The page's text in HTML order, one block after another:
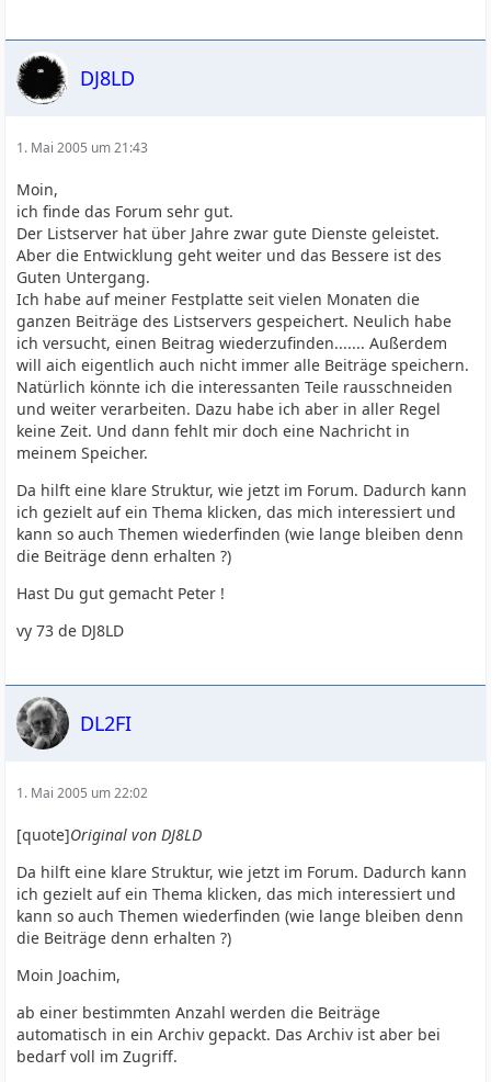
DJ8LD
1. Mai 2005 um 21:43
Moin,
ich finde das Forum sehr gut.
Der Listserver hat über Jahre zwar gute Dienste geleistet.
Aber die Entwicklung geht weiter und das Bessere ist des
Guten Untergang.
Ich habe auf meiner Festplatte seit vielen Monaten die
ganzen Beiträge des Listservers gespeichert. Neulich habe
ich versucht, einen Beitrag wiederzufinden....... Außerdem
will aich eigentlich auch nicht immer alle Beiträge speichern.
Natürlich könnte ich die interessanten Teile rausschneiden
und weiter verarbeiten. Dazu habe ich aber in aller Regel
keine Zeit. Und dann fehlt mir doch eine Nachricht in
meinem Speicher.
Da hilft eine klare Struktur, wie jetzt im Forum. Dadurch kann
ich gezielt auf ein Thema klicken, das mich interessiert und
kann so auch Themen wiederfinden (wie lange bleiben denn
die Beiträge denn erhalten ?)
Hast Du gut gemacht Peter !
vy 73 de DJ8LD
DL2FI
1. Mai 2005 um 22:02
[quote]Original von DJ8LD
Da hilft eine klare Struktur, wie jetzt im Forum. Dadurch kann
ich gezielt auf ein Thema klicken, das mich interessiert und
kann so auch Themen wiederfinden (wie lange bleiben denn
die Beiträge denn erhalten ?)
Moin Joachim,
ab einer bestimmten Anzahl werden die Beiträge
automatisch in ein Archiv gepackt. Das Archiv ist aber bei
bedarf voll im Zugriff.